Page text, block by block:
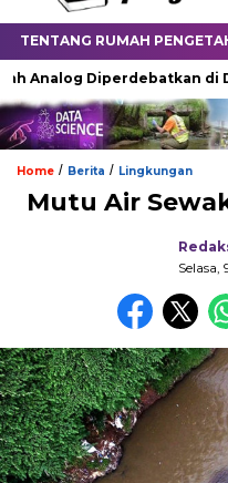
TENTANG RUMAH
Diperdebatkan di
Home / Berita / Lingkungan
Mutu Air
Selasa,